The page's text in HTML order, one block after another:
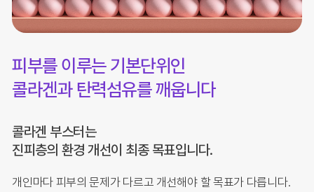
피부를 이루는 기본단위인
콜라겐과 탄력섬유를 깨웁니다
콜라겐 부스터는
진피층의 환경 개선이 최종 목표입니다.
개인마다 피부의 문제가 다르고 개선해야 할 목표가 다릅니다.